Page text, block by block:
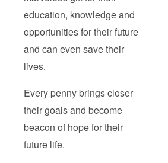
education, knowledge and
opportunities for their future
and can even save their
lives.
Every penny brings closer
their goals and become
beacon of hope for their
future life.